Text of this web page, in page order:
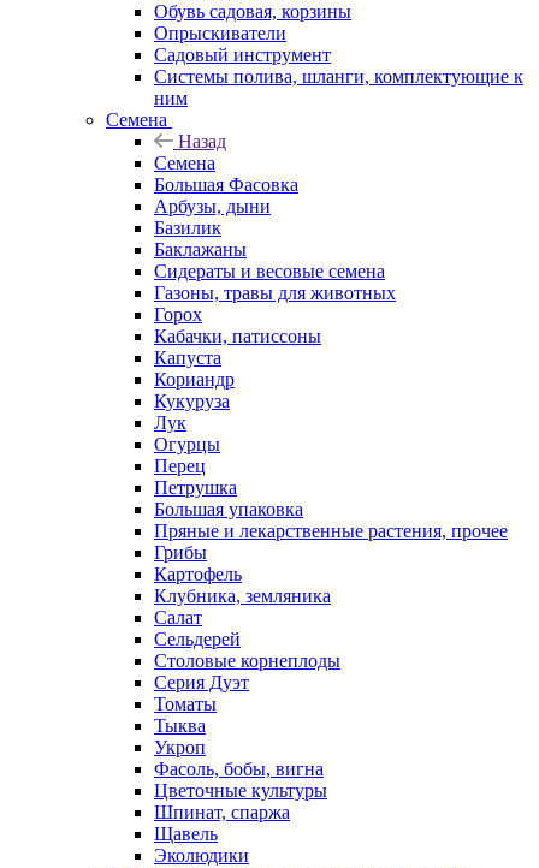
Обувь садовая, корзины
Опрыскиватели
Садовый инструмент
Системы полива, шланги, комплектующие к
ним
Семена
Назад
Семена
Большая Фасовка
Арбузы, дыни
Базилик
Баклажаны
Сидераты и весовые семена
Газоны, травы для животных
Горох
Кабачки, патиссоны
Капуста
Кориандр
Кукуруза
Лук
Огурцы
Перец
Петрушка
Большая упаковка
Пряные и лекарственные растения, прочее
Грибы
Картофель
Клубника, земляника
Салат
Сельдерей
Столовые корнеплоды
Серия Дуэт
Томаты
Тыква
Укроп
Фасоль, бобы, вигна
Цветочные культуры
Шпинат, спаржа
Щавель
Эколюдики